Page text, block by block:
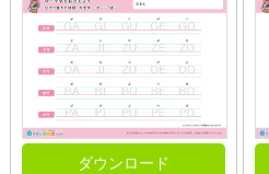
ダウンロード